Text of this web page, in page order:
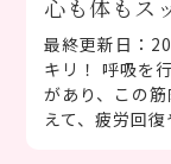
心も体もス
最終更新日：
キリ！ 呼吸を
があり、この
えて、疲労回